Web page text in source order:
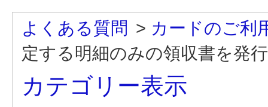
よくある質問 > カードのご利
定する明細のみの領収書を発
カテゴリー表示